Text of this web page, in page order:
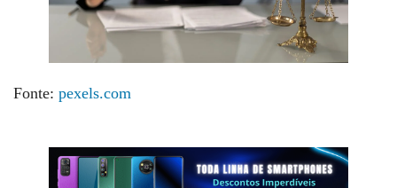
Fonte: pexels.com